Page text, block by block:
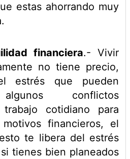
estas ahorrando muy
financiera.- Vivir
no tiene precio,
estrés que pueden
conflictos
cotidiano para
financieros, el
te libera del estrés
tienes bien planeados